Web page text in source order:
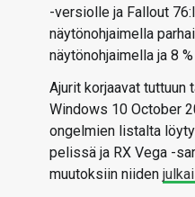
-versiolle ja Fallout
näytönohjaimella
näytönohjaimella ja 8
Ajurit korjaavat tuttuun
Windows 10 October
ongelmien listalta
pelissä ja RX Vega -
muutoksiin niiden